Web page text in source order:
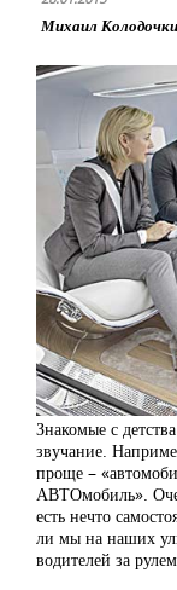
Михаил
Знакомые с
звучание.
проще –
АВТОмобиль».
есть нечто
ли мы на наших
водителей за